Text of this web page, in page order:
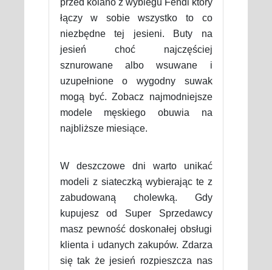
łączy w sobie wszystko to co
niezbędne tej jesieni. Buty na
jesień choć najczęściej
sznurowane albo wsuwane i
uzupełnione o wygodny suwak
mogą być. Zobacz najmodniejsze
modele męskiego obuwia na
najbliższe miesiące.
W deszczowe dni warto unikać
modeli z siateczką wybierając te z
zabudowaną cholewką. Gdy
kupujesz od Super Sprzedawcy
masz pewność doskonałej obsługi
klienta i udanych zakupów. Zdarza
się tak że jesień rozpieszcza nas